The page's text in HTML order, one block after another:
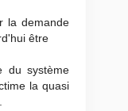
la demande
être
du système
la quasi